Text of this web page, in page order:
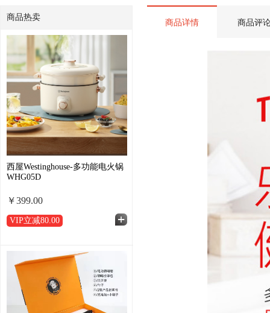
商品热卖
西屋Westinghouse-多功能电火锅
WHG05D
￥399.00
VIP立减80.00
商品详情 商品评